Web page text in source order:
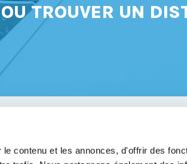
contenu et les annonces, d'offrir des
TROUVER UN